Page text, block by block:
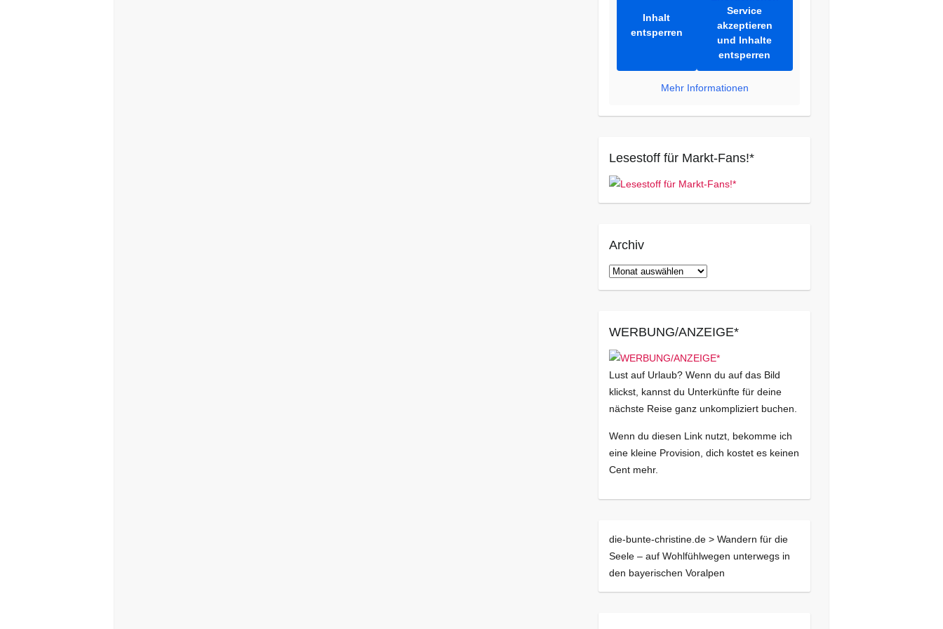
Inhalt
entsperren
Service
akzeptieren
und Inhalte
entsperren
Mehr Informationen
Lesestoff für Markt-Fans!*
Archiv
Archiv
WERBUNG/ANZEIGE*
Lust auf Urlaub? Wenn du auf das Bild
klickst, kannst du Unterkünfte für deine
nächste Reise ganz unkompliziert buchen.
Wenn du diesen Link nutzt, bekomme ich
eine kleine Provision, dich kostet es keinen
Cent mehr.
die-bunte-christine.de > Wandern für die
Seele – auf Wohlfühlwegen unterwegs in
den bayerischen Voralpen